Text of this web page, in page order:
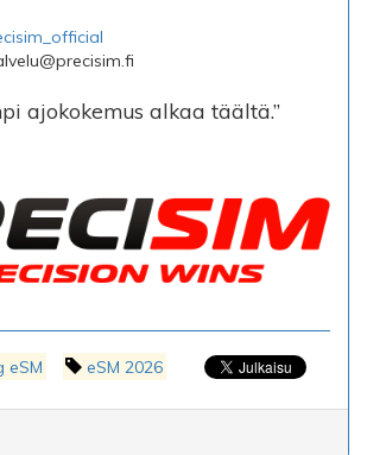
ajokokemus alkaa täältä.”
eSM eSM 2026